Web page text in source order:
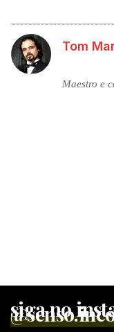
Tom
Maestro e
siga no